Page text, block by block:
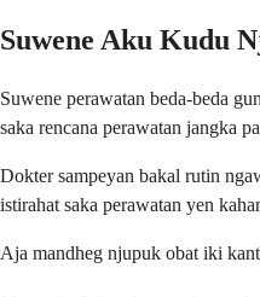
Suwene Aku Kudu
Suwene perawatan beda-beda
saka rencana perawatan jangka
Dokter sampeyan bakal rutin
istirahat saka perawatan yen
Aja mandheg njupuk obat iki